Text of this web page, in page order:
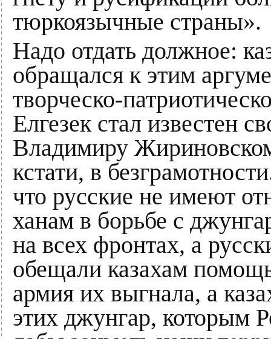
тюркоязычные страны».
Надо отдать должное:
обращался к этим
творческо-
Елгезек стал известен
Владимиру
кстати, в
что русские не имеют
ханам в борьбе с
на всех фронтах, а
обещали казахам
армия их выгнала, а
этих джунгар, которым